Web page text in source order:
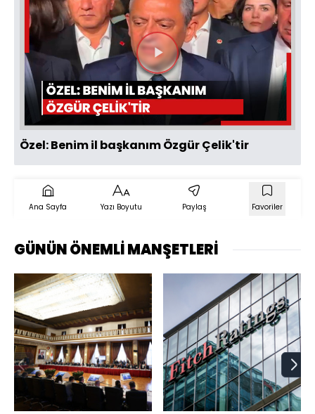
Videoyu
Oynat
Özel: Benim il başkanım Özgür Çelik'tir
Ana Sayfa Yazı Boyutu Paylaş Favoriler
GÜNÜN ÖNEMLİ MANŞETLERİ